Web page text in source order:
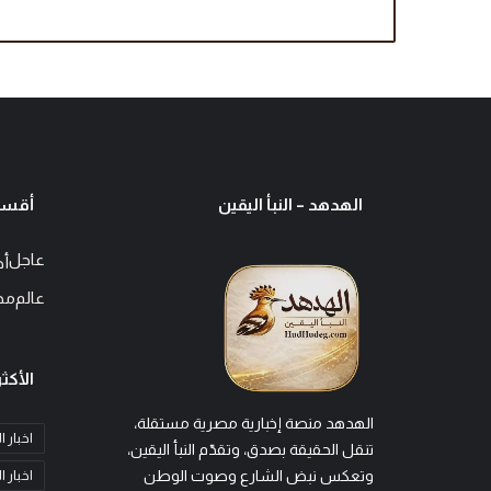
ة
م
الهدهد – النبأ اليقين
الهدهد منصة إخبارية مصرية مستقلة،
تنقل الحقيقة بصدق، وتقدّم النبأ اليقين،
وتعكس نبض الشارع وصوت الوطن
عاجل
عالم
اخبار
اخبار